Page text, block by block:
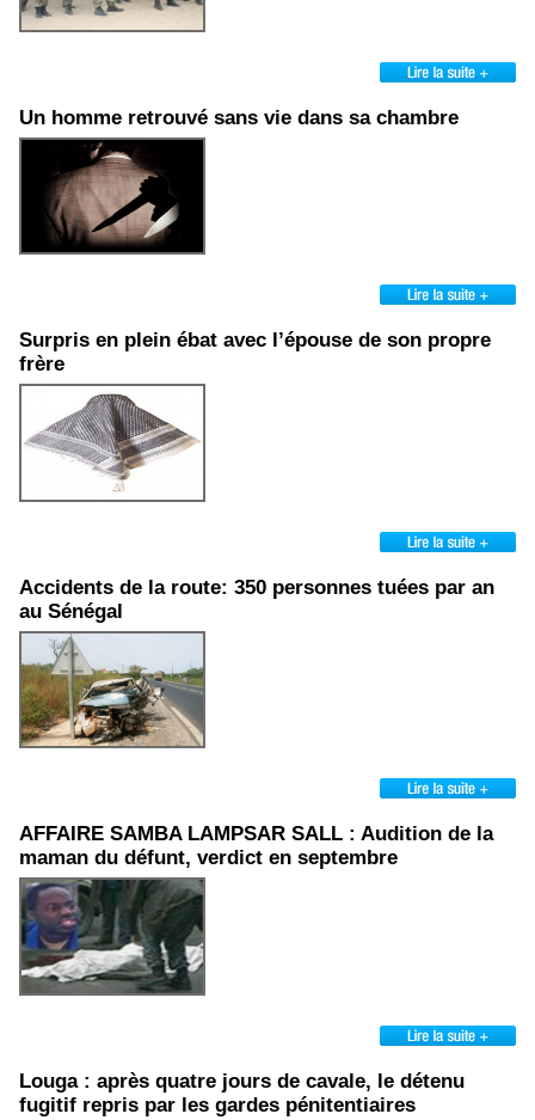
Un homme retrouvé sans vie dans sa chambre
Surpris en plein ébat avec l’épouse de son propre
frère
Accidents de la route: 350 personnes tuées par an
au Sénégal
AFFAIRE SAMBA LAMPSAR SALL : Audition de la
maman du défunt, verdict en septembre
Louga : après quatre jours de cavale, le détenu
fugitif repris par les gardes pénitentiaires